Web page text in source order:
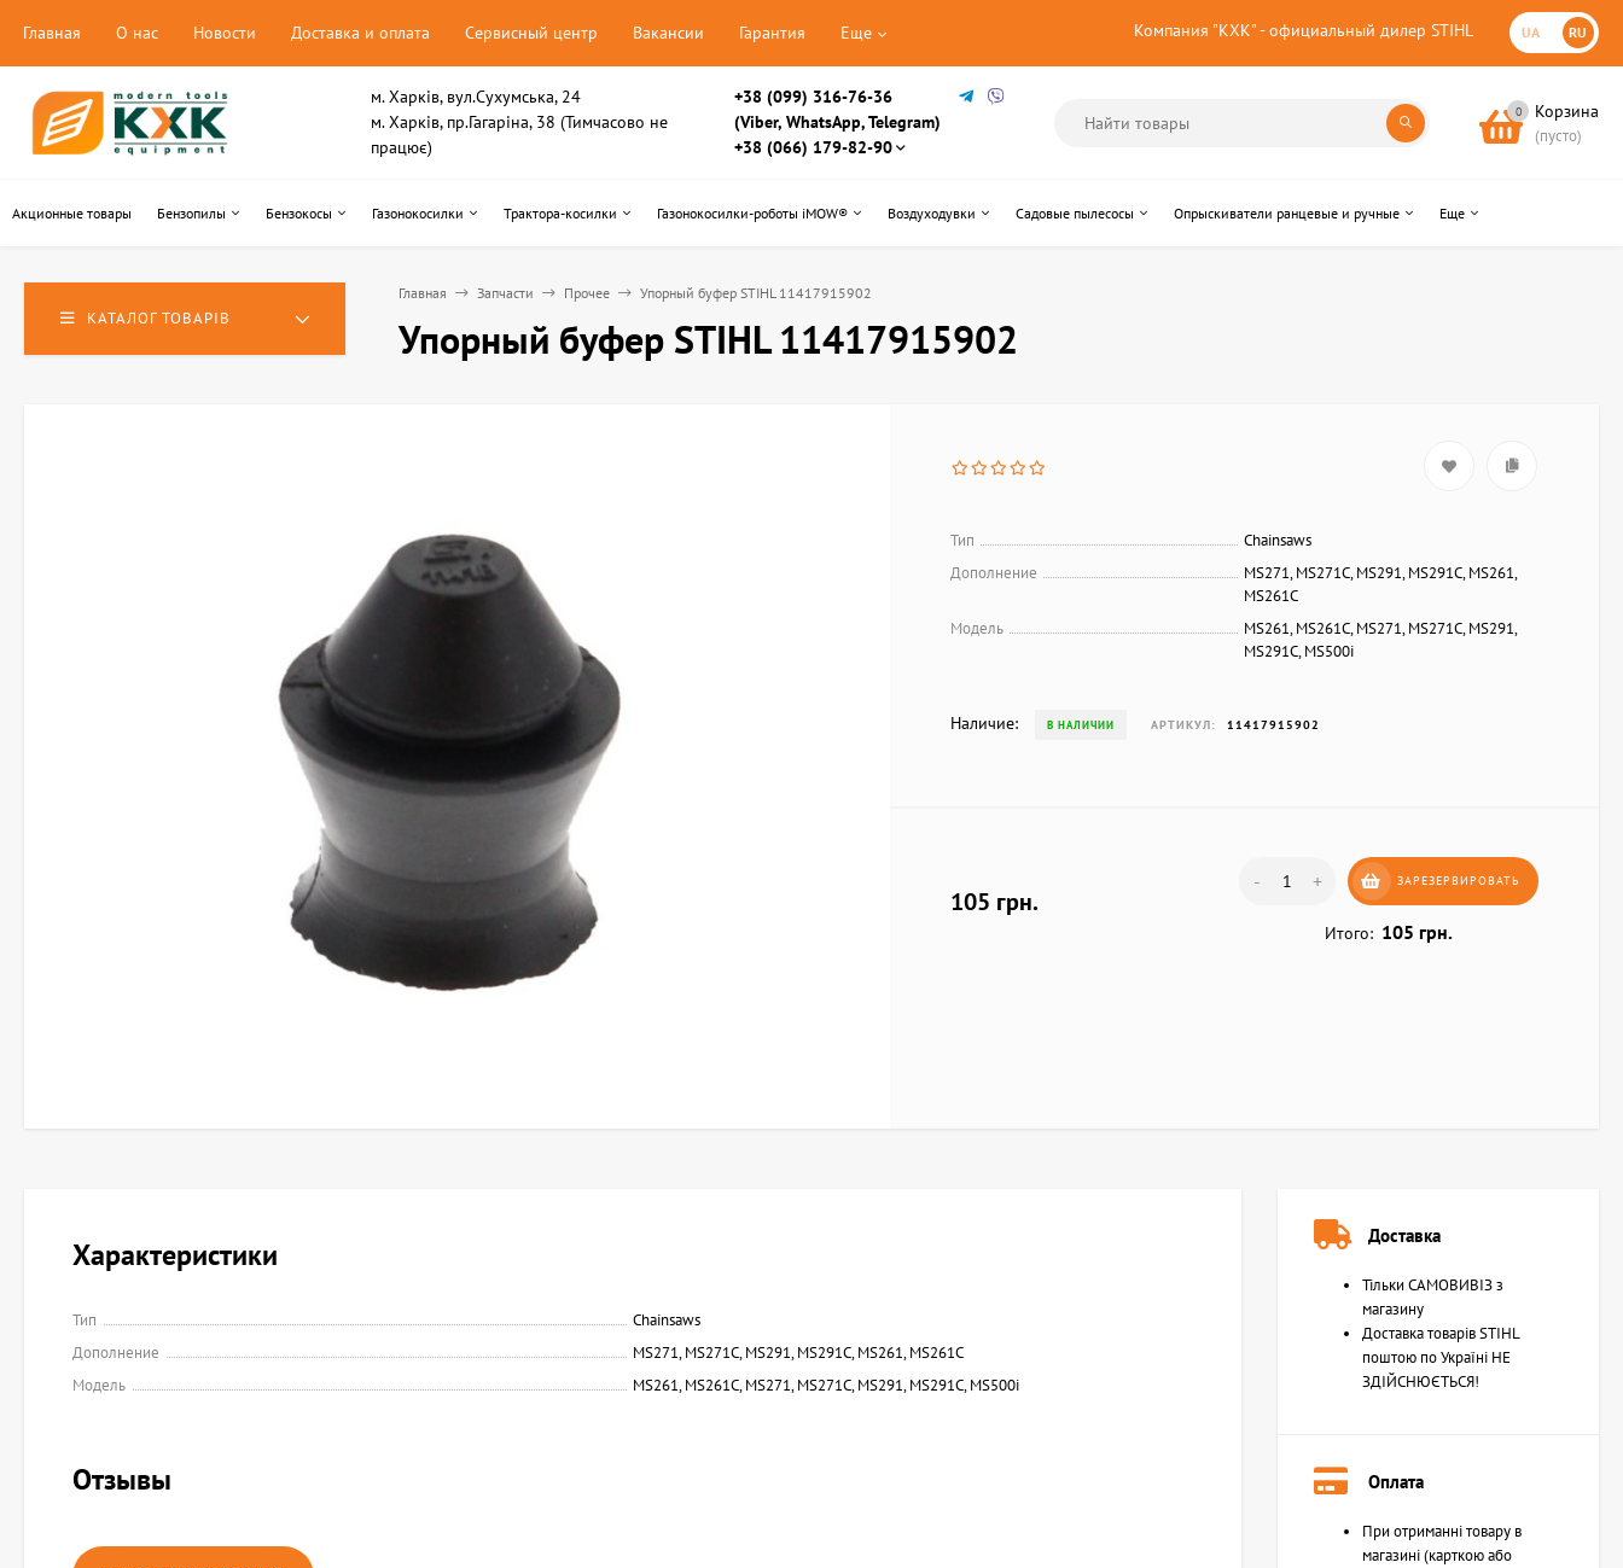
Компания "КХК" - официальный дилер STIHL UA RU
Главная О нас Новости Доставка и оплата Сервисный центр Вакансии Гарантия Еще
м. Харків, вул.Сухумська, 24
м. Харків, пр.Гагаріна, 38 (Тимчасово не
працює)
+38 (099) 316-76-36
(Viber, WhatsApp, Telegram)
+38 (066) 179-82-90
0 Корзина
(пусто)
Акционные товары Бензопилы Бензокосы Газонокосилки Трактора-косилки Газонокосилки-роботы iMOW® Воздуходувки Садовые пылесосы Опрыскиватели ранцевые и ручные Еще
КАТАЛОГ ТОВАРІВ
Главная Запчасти Прочее Упорный буфер STIHL 11417915902
Упорный буфер STIHL 11417915902
Тип
Chainsaws
Дополнение
MS271, MS271C, MS291, MS291C, MS261,
MS261C
Модель
MS261, MS261C, MS271, MS271C, MS291,
MS291C, MS500i
Наличие: В НАЛИЧИИ АРТИКУЛ: 11417915902
105 грн.
- + ЗАРЕЗЕРВИРОВАТЬ
Итого: 105 грн.
Характеристики
Тип
Chainsaws
Дополнение
MS271, MS271C, MS291, MS291C, MS261, MS261C
Модель
MS261, MS261C, MS271, MS271C, MS291, MS291C, MS500i
Отзывы
Доставка
Тільки САМОВИВІЗ з
магазину
Доставка товарів STIHL
поштою по Україні НЕ
ЗДІЙСНЮЄТЬСЯ!
Оплата
При отриманні товару в
магазині (карткою або